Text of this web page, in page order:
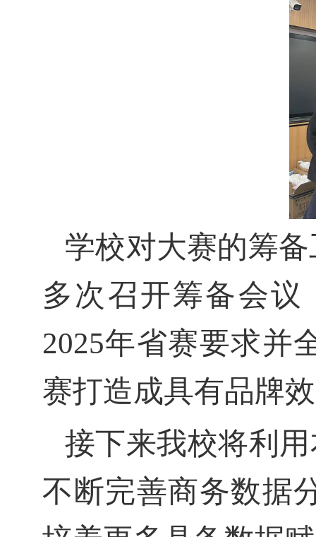
学校对大赛的筹
多次召开筹备会
2025年省赛要求并
赛打造成具有品牌
接下来我校将利
不断完善商务数据